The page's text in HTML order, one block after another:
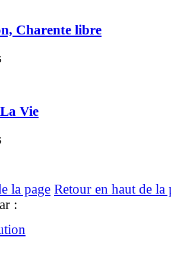
Charente libre
Vie
la page Retour en haut de la
: